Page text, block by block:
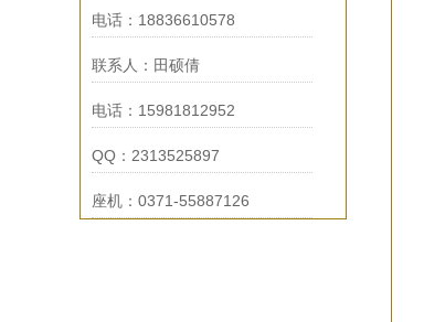
电话：18836610578
联系人：田硕倩
电话：15981812952
QQ：2313525897
座机：0371-55887126